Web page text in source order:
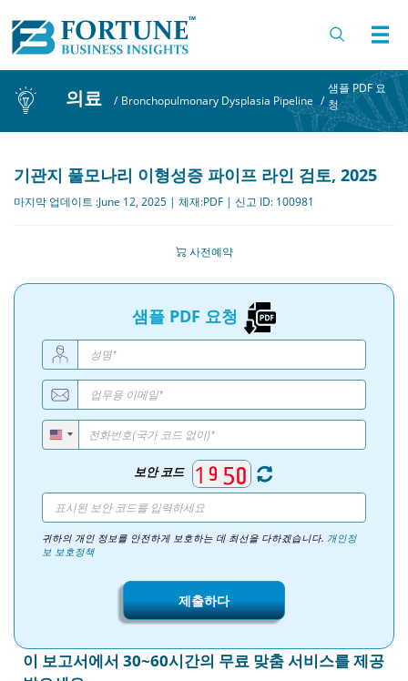
의료 / Bronchopulmonary Dysplasia Pipeline /
샘플 PDF 요
청
기관지 풀모나리 이형성증 파이프 라인 검토, 2025
마지막 업데이트 :June 12, 2025 | 체재:PDF | 신고 ID: 100981
사전예약
샘플 PDF 요청
보안 코드
귀하의 개인 정보를 안전하게 보호하는 데 최선을 다하겠습니다. 개인정
보 보호정책
제출하다
이 보고서에서 30~60시간의 무료 맞춤 서비스를 제공